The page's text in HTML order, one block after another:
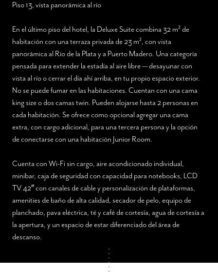
Piso 13, vista panorámica al río
En el último piso del hotel, la Deluxe Suite combina 32 m² de
habitación con una terraza privada de 23 m², con vista
panorámica al Río de la Plata y a Puerto Madero. Una categoría
pensada para extender la estadía al aire libre — desayunar con
vista al río o cerrar el día ahí arriba, en tu propio espacio exterior.
No se puede fumar en las habitaciones. Cuentan con una cama
king size o dos camas twin. Pueden alojarse hasta 2 personas en
cada habitación. Se ofrece como opcional agregar una cama
extra, con cargo adicional, para una tercera persona y la opción
de conectarse con una habitación Junior Room.
Cuenta con Wi-Fi sin cargo, aire acondicionado individual,
minibar, caja de seguridad con capacidad para notebooks, LCD
TV 42″ con canales de cable y personalización de plataformas,
amenities de baño de alta calidad, secador de pelo, equipo de
planchado, pava eléctrica, té y café de cortesía, agua de cortesía a
la apertura, y un espacio de estar diferenciado del área de
descanso.